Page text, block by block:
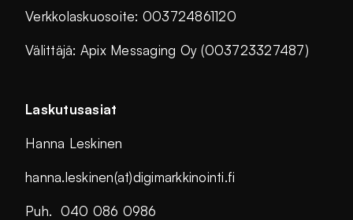
Verkkolaskuosoite: 003724861120
Välittäjä: Apix Messaging Oy (003723327487)
Laskutusasiat
Hanna Leskinen
hanna.leskinen(at)digimarkkinointi.fi
Puh. 040 086 0986